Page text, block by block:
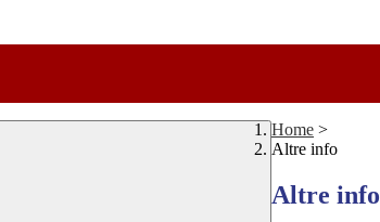
Home >
Altre info
Altre info